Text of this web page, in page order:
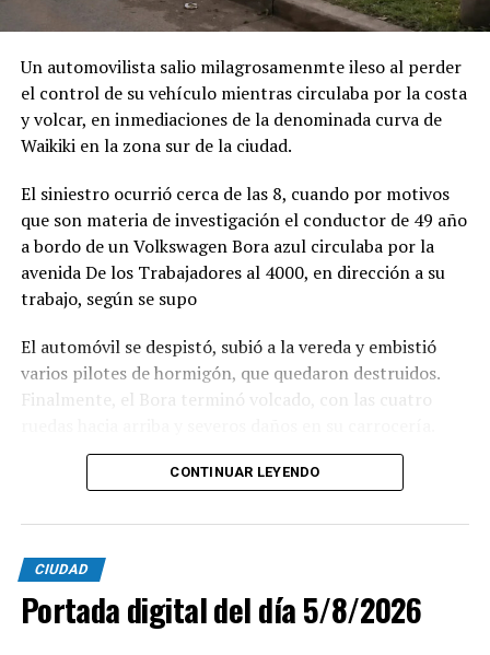
Un automovilista salio milagrosamenmte ileso al perder
el control de su vehículo mientras circulaba por la costa
y volcar, en inmediaciones de la denominada curva de
Waikiki en la zona sur de la ciudad.
El siniestro ocurrió cerca de las 8, cuando por motivos
que son materia de investigación el conductor de 49 año
a bordo de un Volkswagen Bora azul circulaba por la
avenida De los Trabajadores al 4000, en dirección a su
trabajo, según se supo
El automóvil se despistó, subió a la vereda y embistió
varios pilotes de hormigón, que quedaron destruidos.
Finalmente, el Bora terminó volcado, con las cuatro
Ante el violento impacto, personal médico, Defensa
Civil, Tránsito y efectivos policiales realizaron un
importabnte ioperativo en el lugar. Al llegar,
constataron que el conductor, había logrado salir del
vehículo y no presentaba lesiones.
CONTINUAR LEYENDO
CIUDAD
Portada digital del día 5/8/2026